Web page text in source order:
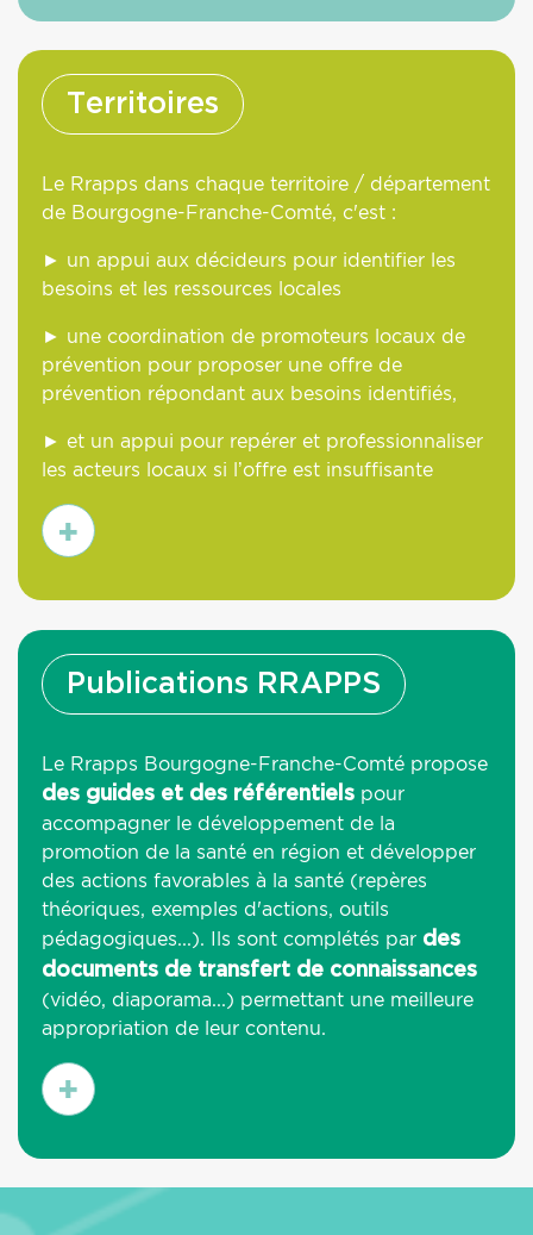
Territoires
Le Rrapps dans chaque territoire / département
de Bourgogne-Franche-Comté, c'est :
► un appui aux décideurs pour identifier les
besoins et les ressources locales
► une coordination de promoteurs locaux de
prévention pour proposer une offre de
prévention répondant aux besoins identifiés,
► et un appui pour repérer et professionnaliser
les acteurs locaux si l’offre est insuffisante
En
savoir
Publications RRAPPS
Le Rrapps Bourgogne-Franche-Comté propose
des guides et des référentiels pour
accompagner le développement de la
promotion de la santé en région et développer
des actions favorables à la santé (repères
théoriques, exemples d'actions, outils
pédagogiques...). Ils sont complétés par des
documents de transfert de connaissances
(vidéo, diaporama...) permettant une meilleure
appropriation de leur contenu.
En
savoir